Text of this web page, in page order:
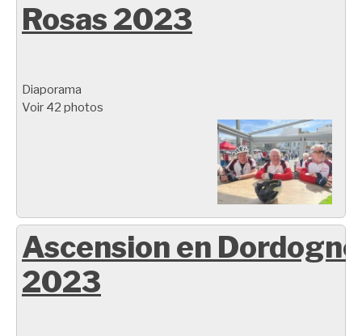
Rosas 2023
Diaporama
Voir 42 photos
Ascension en Dordogne
2023